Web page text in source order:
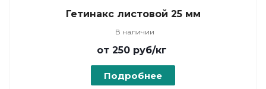
Гетинакс листовой 25 мм
В наличии
от 250 руб/кг
Подробнее